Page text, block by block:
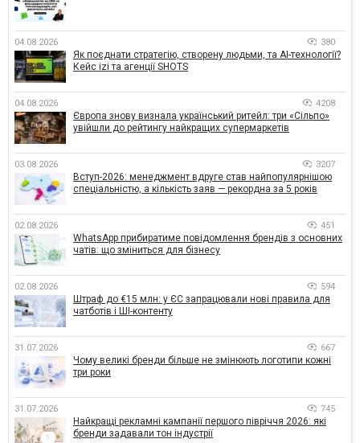
04.08.2026 380
Як поєднати стратегію, створену людьми, та AI-технології?
Кейс izi та агенції SHOTS
04.08.2026 4208
Європа знову визнала український ритейл: три «Сільпо»
увійшли до рейтингу найкращих супермаркетів
03.08.2026 3207
Вступ-2026: менеджмент вдруге став найпопулярнішою
спеціальністю, а кількість заяв — рекордна за 5 років
02.08.2026 451
WhatsApp прибиратиме повідомлення брендів з основних
чатів: що зміниться для бізнесу
02.08.2026 594
Штраф до €15 млн: у ЄС запрацювали нові правила для
чатботів і ШІ-контенту
31.07.2026 667
Чому великі бренди більше не змінюють логотипи кожні
три роки
31.07.2026 745
Найкращі рекламні кампанії першого півріччя 2026: які
бренди задавали тон індустрії